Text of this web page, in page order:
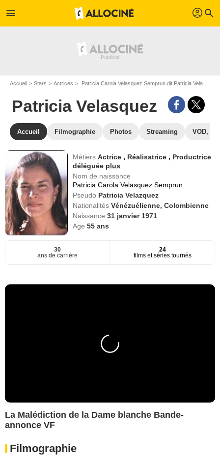
menu profil search
Accueil Stars Actrices Patricia Carola Velasquez Semprun dit Patricia Velasquez
Patricia Velasquez
Accueil Filmographie Photos Streaming VOD,
MétiersActrice , Réalisatrice , Productrice
déléguée plus
Nom de naissance
Patricia Carola Velasquez Semprun
Pseudo Patricia Velazquez
NationalitésVénézuélienne, Colombienne
Naissance31 janvier 1971
Age55 ans
30
ans de carrière
24
films et séries tournés
La Malédiction de la Dame blanche Bande-
annonce VF
Filmographie